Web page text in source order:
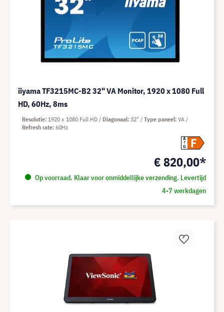
iiyama TF3215MC-B2 32" VA Monitor, 1920 x 1080 Full
HD, 60Hz, 8ms
A
G
F
€ 820,00*
Op voorraad. Klaar voor onmiddellijke verzending. Levertijd
4-7 werkdagen
Resolutie 1920 x 1080 Full HD Diagonaal 32" Type paneel VA
Refresh rate 60Hz